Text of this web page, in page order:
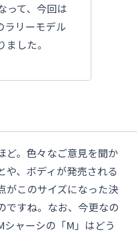
って、今回は
ラリーモデル
した。
ど。色々なご意見を聞か
や、ボディが発売される
がこのサイズになった決
ですね。なお、今更なの
シャーシの「M」はどう